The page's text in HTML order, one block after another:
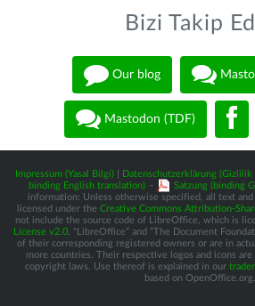
Bizi Takip
Our blog
Mastodon (TDF)
Impressum (Yasal Bilgi) Datenschutzerklärung (Gizlilik
binding English translation) - Satzung (binding
information: Unless otherwise specified, all text
licensed under the Creative Commons Attribution-
not include the source code of LibreOffice, which is
License v2.0 . “LibreOffice” and “The Document
of their corresponding registered owners or are in
more countries. Their respective logos and icons
copyright laws. Use thereof is explained in our
based on OpenOffice.org.